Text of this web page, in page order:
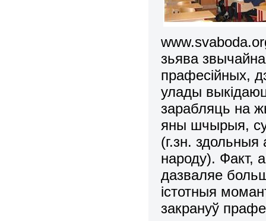
www.svaboda.
зьява
прафесійных,
улады
зарабляць на
яны шчырыя,
(г.зн. здольныя
народу). Факт,
дазваляе
істотныя
закрануў